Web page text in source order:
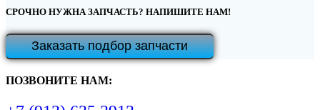
СРОЧНО НУЖНА ЗАПЧАСТЬ? НАПИШИТЕ НАМ!
Заказать подбор запчасти
ПОЗВОНИТЕ НАМ: